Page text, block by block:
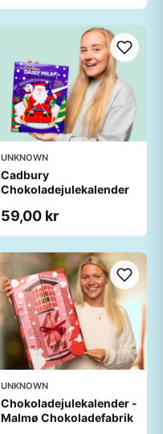
UNKNOWN
Cadbury
Chokoladejulekalender
59,00 kr
UNKNOWN
Chokoladejulekalender -
Malmø Chokoladefabrik